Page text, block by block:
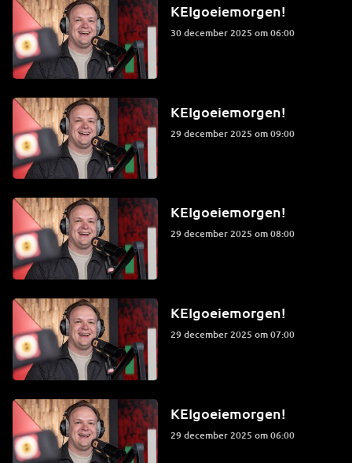
KEIgoeiemorgen!
30 december 2025 om 06:00
KEIgoeiemorgen!
29 december 2025 om 09:00
KEIgoeiemorgen!
29 december 2025 om 08:00
KEIgoeiemorgen!
29 december 2025 om 07:00
KEIgoeiemorgen!
29 december 2025 om 06:00